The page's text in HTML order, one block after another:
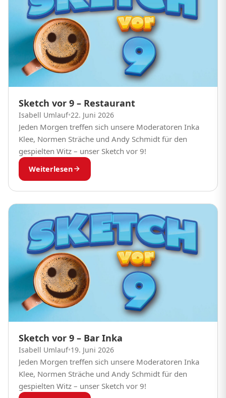
Sketch vor 9 – Restaurant
Isabell Umlauf•22. Juni 2026
Jeden Morgen treffen sich unsere Moderatoren Inka
Klee, Normen Sträche und Andy Schmidt für den
gespielten Witz – unser Sketch vor 9!
Weiterlesen
Sketch vor 9 – Bar Inka
Isabell Umlauf•19. Juni 2026
Jeden Morgen treffen sich unsere Moderatoren Inka
Klee, Normen Sträche und Andy Schmidt für den
gespielten Witz – unser Sketch vor 9!